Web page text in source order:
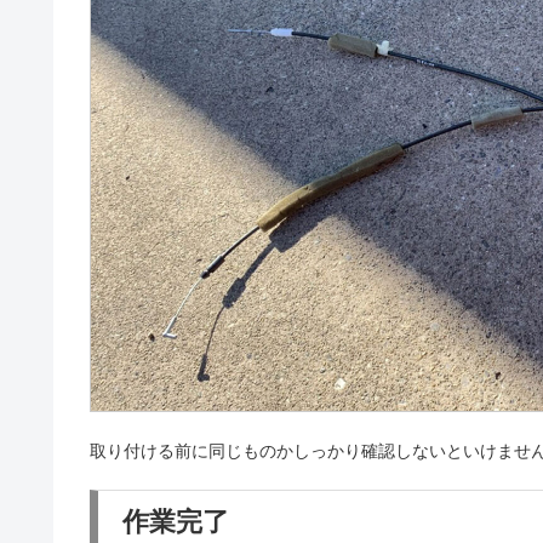
取り付ける前に同じものかしっかり確認しないといけませ
作業完了